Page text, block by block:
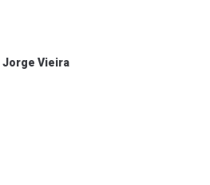
Jorge Vieira